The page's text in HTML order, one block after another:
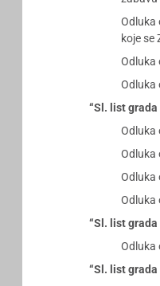
Odluka
koje se
Odluka
Odluka
“Sl. list
Odluka
Odluka
Odluka
Odluka
“Sl. list
Odluka
“Sl. list